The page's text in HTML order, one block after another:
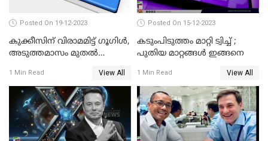
Posted On 19-12-2023
കുക്കീസിന് വിരാമമിട്ട് ഗൂഗിള്‍,
അടുത്തമാസം മുതല്‍
വിലക്കേര്‍പ്പെടുത്തുമെന്ന്
സൂചന
1 Min Read View All
Posted On 15-12-2023
കടുംപിടുത്തം മാറ്റി ട്വിച്ച് ;
പുതിയ മാറ്റങ്ങൾ ഇങ്ങനെ
1 Min Read View All